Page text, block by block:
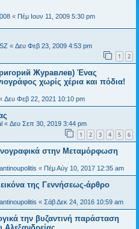
« Πέμ Ιουν 11, 2009 5:30 pm
« Δευ Φεβ 23, 2009 4:53 pm
1 2
Журавлев) Ένας
χωρίς χέρια και πόδια!
Δευ Φεβ 22, 2021 10:10 pm
« Δευ Σεπ 30, 2019 3:44 pm
1 2 3 4 5 6
στην Μεταμόρφωση
« Πέμ Αύγ 10, 2017 12:35 am
της Γεννήσεως-άρθρο
« Σάβ Δεκ 24, 2016 10:59 am
την βυζαντινή παράσταση